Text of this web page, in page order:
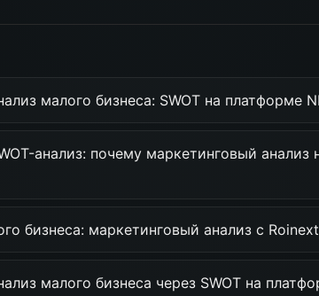
малого бизнеса: SWOT на платформе
анализ: почему маркетинговый анализ
бизнеса: маркетинговый анализ с
малого бизнеса через SWOT на